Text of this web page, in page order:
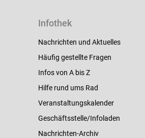
Infothek
Nachrichten und Aktuelles
Häufig gestellte Fragen
Infos von A bis Z
Hilfe rund ums Rad
Veranstaltungskalender
Geschäftsstelle/Infoladen
Nachrichten-Archiv